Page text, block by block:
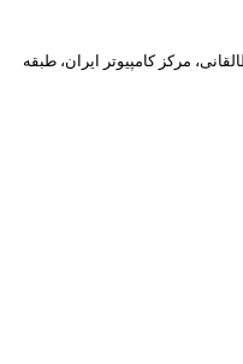
مرکز کامپیوتر ایران، طبقه